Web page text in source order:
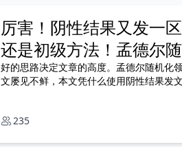
厉害！阴性结果又发一
还是初级方法！孟德尔
好的思路决定文章的高度。孟德尔随机化
文屡见不鲜，本文凭什么使用阴性结果发
235